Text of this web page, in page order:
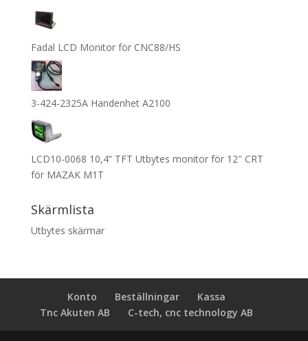
Fadal LCD Monitor för CNC88/HS
3-424-2325A Handenhet A2100
LCD10-0068 10,4“ TFT Utbytes monitor för 12″ CRT
för MAZAK M1T
Skärmlista
Utbytes skärmar
Konto Beställningar
Kassa
Tnc Akuten AB
C-tech, cnc technology AB